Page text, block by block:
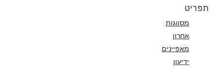
תפריט
מסווגות
אחרון
מאפיינים
ידיעון